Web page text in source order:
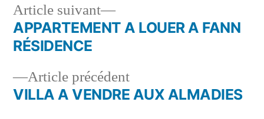
Navigation
l’article
Article précédentArticle
précédent :
VILLA A VENDRE AUX ALMADIES
Article suivant
Article
suivant :
APPARTEMENT A LOUER A FANN
RÉSIDENCE